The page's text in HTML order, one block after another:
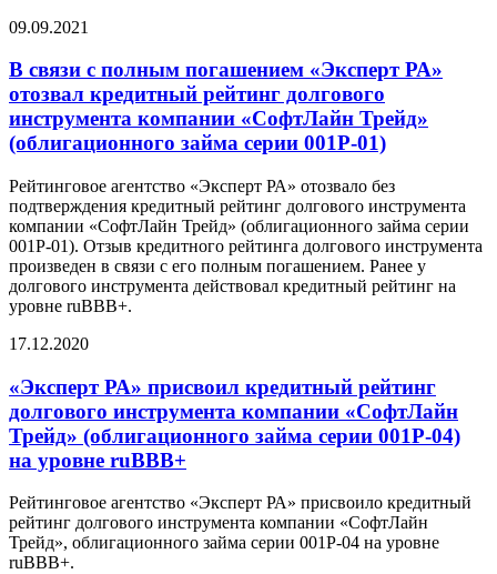
09.09.2021
В связи с полным погашением «Эксперт РА»
отозвал кредитный рейтинг долгового
инструмента компании «CофтЛайн Трейд»
(облигационного займа серии 001P-01)
Рейтинговое агентство «Эксперт РА» отозвало без
подтверждения кредитный рейтинг долгового инструмента
компании «СофтЛайн Трейд» (облигационного займа серии
001P-01). Отзыв кредитного рейтинга долгового инструмента
произведен в связи с его полным погашением. Ранее у
долгового инструмента действовал кредитный рейтинг на
уровне ruBBB+.
17.12.2020
«Эксперт РА» присвоил кредитный рейтинг
долгового инструмента компании «CофтЛайн
Трейд» (облигационного займа серии 001P-04)
на уровне ruBBB+
Рейтинговое агентство «Эксперт РА» присвоило кредитный
рейтинг долгового инструмента компании «СофтЛайн
Трейд», облигационного займа серии 001P-04 на уровне
ruBBB+.